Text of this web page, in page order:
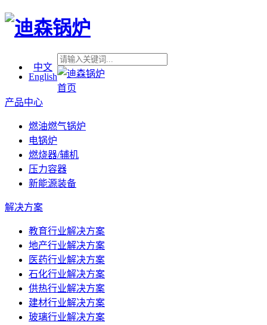
中文
English
首页
产品中心
燃油燃气锅炉
电锅炉
燃烧器/辅机
压力容器
新能源装备
解决方案
教育行业解决方案
地产行业解决方案
医药行业解决方案
石化行业解决方案
供热行业解决方案
建材行业解决方案
玻璃行业解决方案